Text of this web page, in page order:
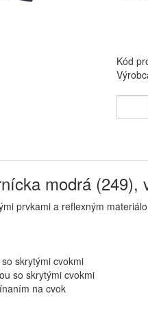
Kód
modrá (249),
prvkami a reflexným
skrytými cvokmi
so skrytými cvokmi
na cvok